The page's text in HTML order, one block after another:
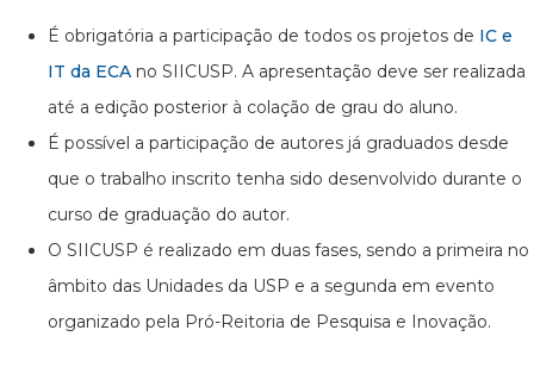
É obrigatória a participação de todos os projetos de IC e
IT da ECA no SIICUSP. A apresentação deve ser realizada
até a edição posterior à colação de grau do aluno.
É possível a participação de autores já graduados desde
que o trabalho inscrito tenha sido desenvolvido durante o
curso de graduação do autor.
O SIICUSP é realizado em duas fases, sendo a primeira no
âmbito das Unidades da USP e a segunda em evento
organizado pela Pró-Reitoria de Pesquisa e Inovação.